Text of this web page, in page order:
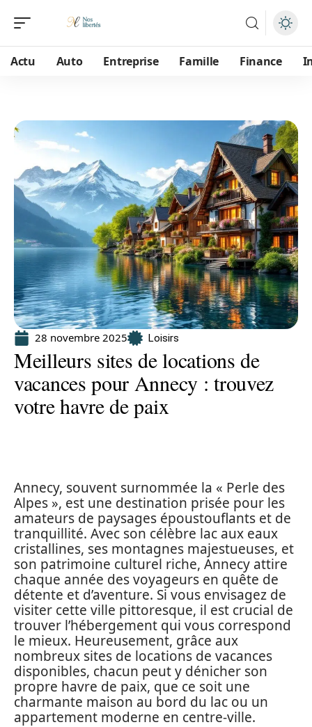
Actu Auto Entreprise Famille Finance
28 novembre 2025 Loisirs
Meilleurs sites de locations de
vacances pour Annecy : trouvez
votre havre de paix
Annecy, souvent surnommée la « Perle des
Alpes », est une destination prisée pour les
amateurs de paysages époustouflants et de
tranquillité. Avec son célèbre lac aux eaux
cristallines, ses montagnes majestueuses, et
son patrimoine culturel riche, Annecy attire
chaque année des voyageurs en quête de
détente et d’aventure. Si vous envisagez de
visiter cette ville pittoresque, il est crucial de
trouver l’hébergement qui vous correspond
le mieux. Heureusement, grâce aux
nombreux sites de locations de vacances
disponibles, chacun peut y dénicher son
propre havre de paix, que ce soit une
charmante maison au bord du lac ou un
appartement moderne en centre-ville.